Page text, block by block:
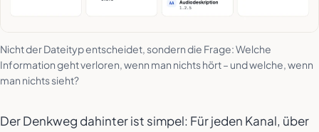
Nicht der Dateityp entscheidet, sondern die Frage: Welche
Information geht verloren, wenn man nichts hört – und welche, wenn
man nichts sieht?
Der Denkweg dahinter ist simpel: Für jeden Kanal, über